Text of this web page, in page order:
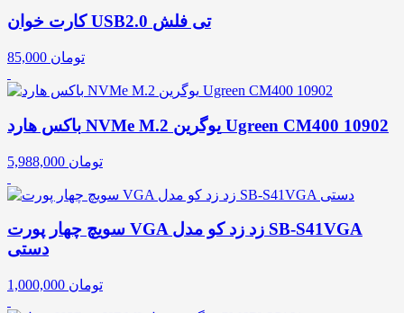
کارت خوان USB2.0 تی فلش
85,000 تومان
باکس هارد NVMe M.2 یوگرین Ugreen CM400 10902
5,988,000 تومان
سویچ چهار پورت VGA زد زد کو مدل SB-S41VGA
دستی
1,000,000 تومان